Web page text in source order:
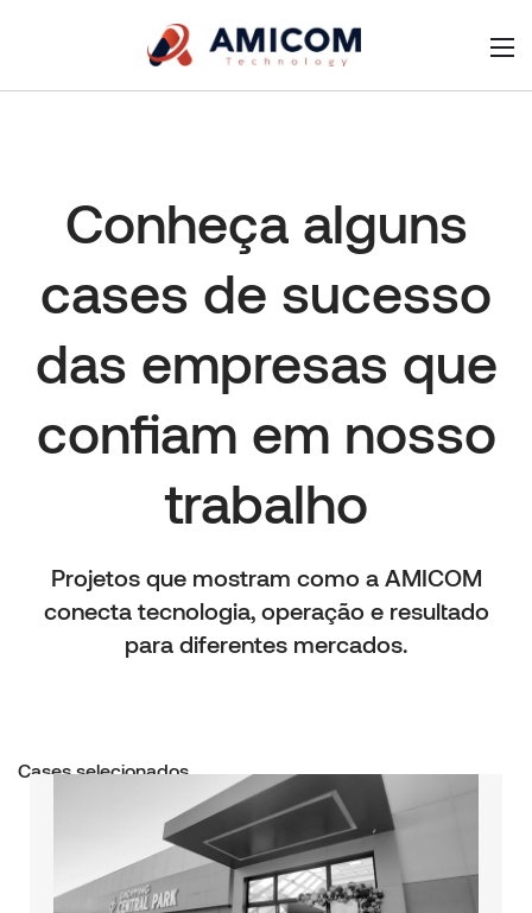
Conheça alguns
cases de sucesso
das empresas que
confiam em nosso
trabalho
Projetos que mostram como a AMICOM
conecta tecnologia, operação e resultado
para diferentes mercados.
Cases selecionados